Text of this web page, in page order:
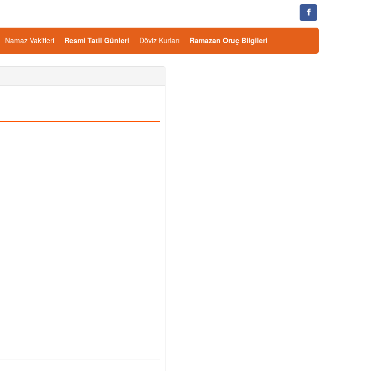
Namaz Vakitleri Resmi Tatil Günleri Döviz Kurları Ramazan Oruç Bilgileri